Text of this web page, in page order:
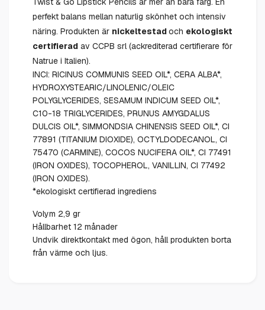
perfekt balans mellan naturlig skönhet och intensiv
näring. Produkten är nickeltestadoch ekologiskt
certifierad av CCPB srl (ackrediterad certifierare för
Natrue i Italien).
INCI: RICINUS COMMUNIS SEED OIL*, CERA ALBA*,
HYDROXYSTEARIC/LINOLENIC/OLEIC
POLYGLYCERIDES, SESAMUM INDICUM SEED OIL*,
C10-18 TRIGLYCERIDES, PRUNUS AMYGDALUS
DULCIS OIL*, SIMMONDSIA CHINENSIS SEED OIL*, CI
77891 (TITANIUM DIOXIDE), OCTYLDODECANOL, CI
75470 (CARMINE), COCOS NUCIFERA OIL*, CI 77491
(IRON OXIDES), TOCOPHEROL, VANILLIN, CI 77492
(IRON OXIDES).
*ekologiskt certifierad ingrediens
Volym 2,9 gr
Hållbarhet 12 månader
Undvik direktkontakt med ögon, håll produkten borta
från värme och ljus.